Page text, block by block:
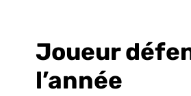
Joueur
l’année